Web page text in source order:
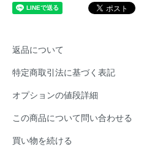
返品について
特定商取引法に基づく表記
オプションの値段詳細
この商品について問い合わせる
買い物を続ける